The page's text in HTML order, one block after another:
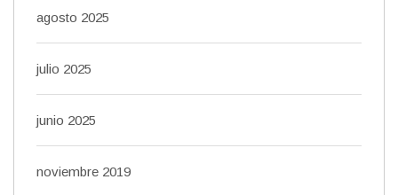
agosto 2025
julio 2025
junio 2025
noviembre 2019